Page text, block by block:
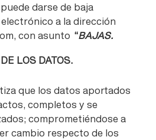
darse de baja
a la dirección
, con asunto“BAJAS.
LOS DATOS.
que los datos aportados
completos y se
comprometiéndose a
cambio respecto de los